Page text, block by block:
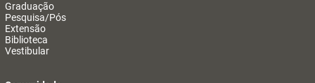
Graduação
Pesquisa/Pós
Extensão
Biblioteca
Vestibular